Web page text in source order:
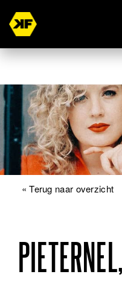
« Terug naar overzicht